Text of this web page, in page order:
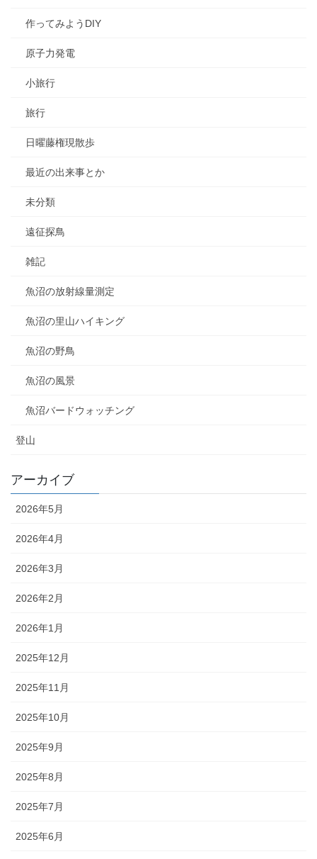
作ってみようDIY
原子力発電
小旅行
旅行
日曜藤権現散歩
最近の出来事とか
未分類
遠征探鳥
雑記
魚沼の放射線量測定
魚沼の里山ハイキング
魚沼の野鳥
魚沼の風景
魚沼バードウォッチング
登山
アーカイブ
2026年5月
2026年4月
2026年3月
2026年2月
2026年1月
2025年12月
2025年11月
2025年10月
2025年9月
2025年8月
2025年7月
2025年6月